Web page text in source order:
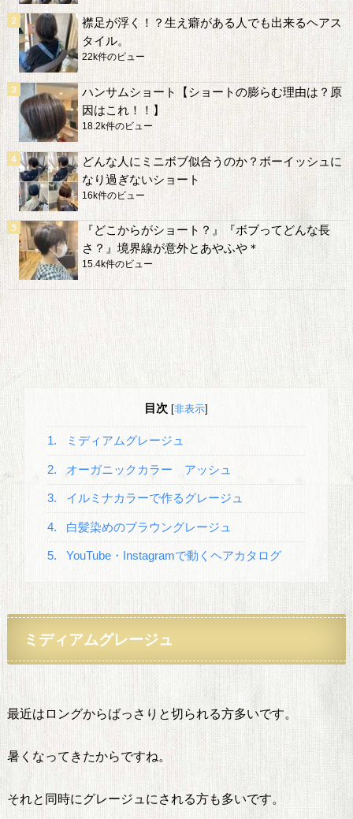
襟足が浮く！？生え癖がある人でも出来るヘアス
タイル。
22k件のビュー
ハンサムショート【ショートの膨らむ理由は？原
因はこれ！！】
18.2k件のビュー
どんな人にミニボブ似合うのか？ボーイッシュに
なり過ぎないショート
16k件のビュー
『どこからがショート？』『ボブってどんな長
さ？』境界線が意外とあやふや＊
15.4k件のビュー
目次 [非表示]
1. ミディアムグレージュ
2. オーガニックカラー アッシュ
3. イルミナカラーで作るグレージュ
4. 白髪染めのブラウングレージュ
5. YouTube・Instagramで動くヘアカタログ
ミディアムグレージュ
最近はロングからばっさりと切られる方多いです。
暑くなってきたからですね。
それと同時にグレージュにされる方も多いです。